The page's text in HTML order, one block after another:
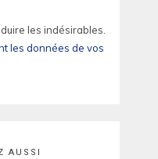
les indésirables.
les données de vos
AUSSI